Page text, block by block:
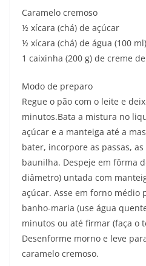
Caramelo cremoso
½ xícara (chá) de açúcar
½ xícara (chá) de água (100 ml)
1 caixinha (200 g) de creme
Modo de preparo
Regue o pão com o leite e
minutos.Bata a mistura no
açúcar e a manteiga até a
bater, incorpore as passas,
baunilha. Despeje em fôrma
diâmetro) untada com
açúcar. Asse em forno médio
banho-maria (use água
minutos ou até firmar (faça o
Desenforme morno e leve
caramelo cremoso.